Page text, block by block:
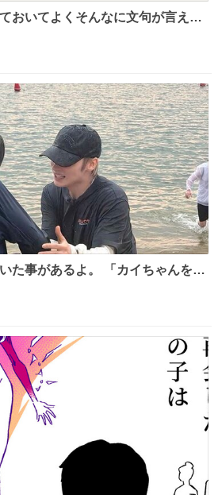
おいてよくそんなに文句が言える
よ。 「カイちゃんをい
ら上がって来るぞ。」って。